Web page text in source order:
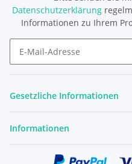
Datenschutzerklärung
Informationen zu Ihrem
Gesetzliche Informationen
Informationen